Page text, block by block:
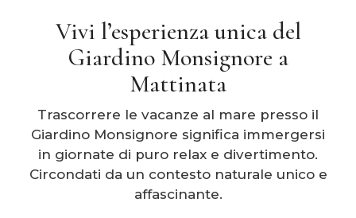
Vivi l’esperienza unica del
Giardino Monsignore a
Mattinata
Trascorrere le vacanze al mare presso il
Giardino Monsignore significa immergersi
in giornate di puro relax e divertimento.
Circondati da un contesto naturale unico e
affascinante.